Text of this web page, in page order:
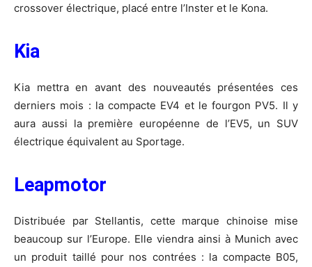
crossover électrique, placé entre l’Inster et le Kona.
Kia
Kia mettra en avant des nouveautés présentées ces
derniers mois : la compacte EV4 et le fourgon PV5. Il y
aura aussi la première européenne de l’EV5, un SUV
électrique équivalent au Sportage.
Leapmotor
Distribuée par Stellantis, cette marque chinoise mise
beaucoup sur l’Europe. Elle viendra ainsi à Munich avec
un produit taillé pour nos contrées : la compacte B05,